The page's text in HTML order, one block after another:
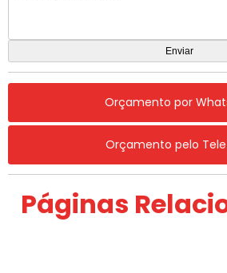
Orçamento por
Orçamento pelo
Páginas